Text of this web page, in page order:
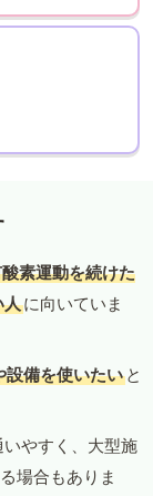
素運動を続けた
人に向いていま
設備を使いたい と
やすく、大型施
場合もありま